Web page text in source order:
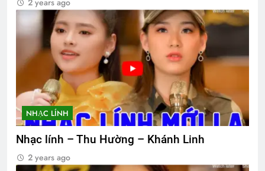
2 years ago
NHẠC LÍNH
Nhạc lính – Thu Hường – Khánh Linh
2 years ago